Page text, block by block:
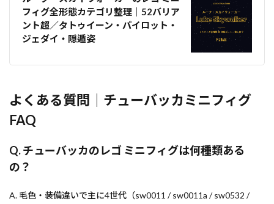
フィグ全形態カテゴリ整理｜52バリア
ント超／タトゥイーン・パイロット・
ジェダイ・隠遁姿
よくある質問｜チューバッカミニフィグ
FAQ
Q. チューバッカのレゴ ミニフィグは何種類ある
の？
A. 毛色・装備違いで主に4世代（sw0011 / sw0011a / sw0532 /